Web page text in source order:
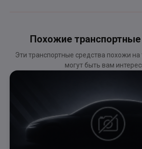
Похожие
Эти транспортные средства похожи на
могут быть вам